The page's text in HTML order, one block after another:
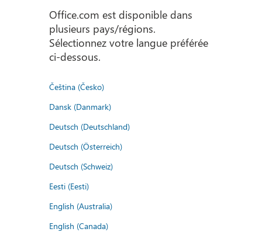
Office.com est disponible dans
plusieurs pays/régions.
Sélectionnez votre langue préférée
ci-dessous.
Čeština (Česko)
Dansk (Danmark)
Deutsch (Deutschland)
Deutsch (Österreich)
Deutsch (Schweiz)
Eesti (Eesti)
English (Australia)
English (Canada)